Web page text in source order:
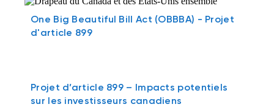
One Big Beautiful Bill Act (OBBBA) - Projet
d'article 899
Projet d’article 899 – Impacts potentiels
sur les investisseurs canadiens